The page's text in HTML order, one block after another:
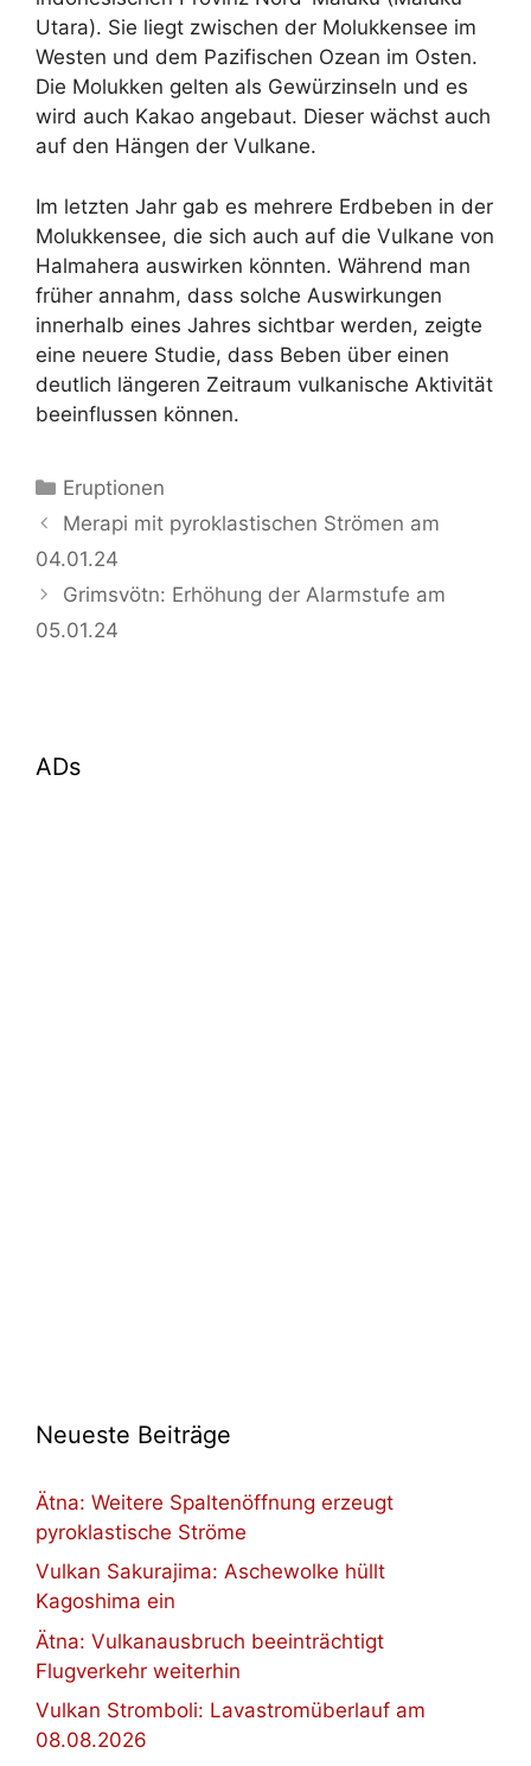
Utara). Sie liegt zwischen der Molukkensee im
Westen und dem Pazifischen Ozean im Osten.
Die Molukken gelten als Gewürzinseln und es
wird auch Kakao angebaut. Dieser wächst auch
auf den Hängen der Vulkane.
Im letzten Jahr gab es mehrere Erdbeben in der
Molukkensee, die sich auch auf die Vulkane von
Halmahera auswirken könnten. Während man
früher annahm, dass solche Auswirkungen
innerhalb eines Jahres sichtbar werden, zeigte
eine neuere Studie, dass Beben über einen
deutlich längeren Zeitraum vulkanische Aktivität
beeinflussen können.
Kategorien
Eruptionen
Merapi mit pyroklastischen Strömen am
04.01.24
Grimsvötn: Erhöhung der Alarmstufe am
05.01.24
ADs
Neueste Beiträge
Ätna: Weitere Spaltenöffnung erzeugt
pyroklastische Ströme
Vulkan Sakurajima: Aschewolke hüllt
Kagoshima ein
Ätna: Vulkanausbruch beeinträchtigt
Flugverkehr weiterhin
Vulkan Stromboli: Lavastromüberlauf am
08.08.2026